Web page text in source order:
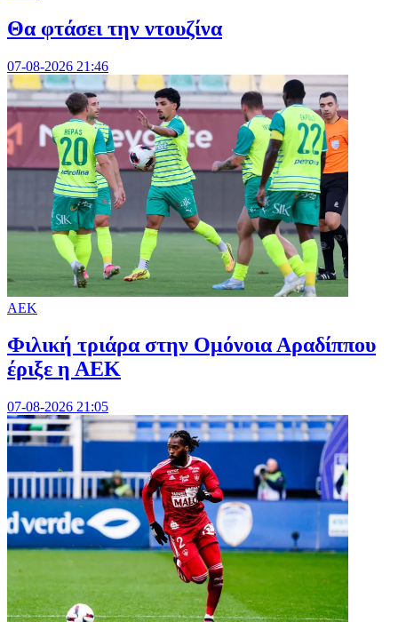
Θα φτάσει την ντουζίνα
07-08-2026 21:46
ΑΕΚ
Φιλική τριάρα στην Ομόνοια Αραδίππου
έριξε η ΑΕΚ
07-08-2026 21:05